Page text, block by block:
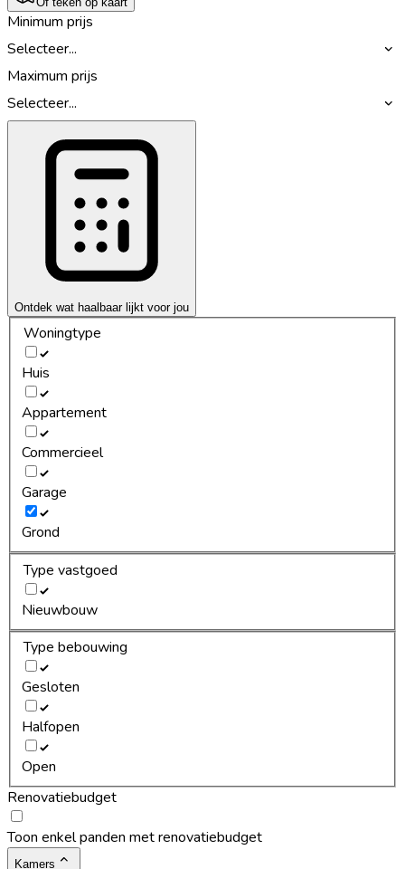
Minimum prijs
Selecteer...
Maximum prijs
Selecteer...
Ontdek wat haalbaar lijkt voor jou
Woningtype
Huis
Appartement
Commercieel
Garage
Grond
Type vastgoed
Nieuwbouw
Type bebouwing
Gesloten
Halfopen
Open
Renovatiebudget
Toon enkel panden met renovatiebudget
Kamers